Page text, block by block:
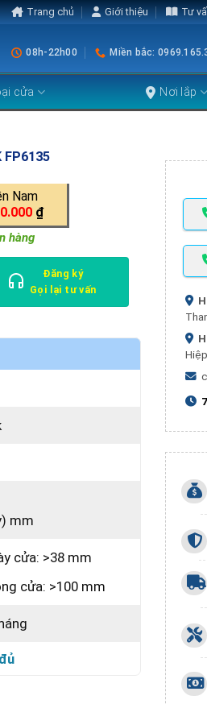
Trang chủ Giới thiệu Tư
08h-22h00 Miền bắc:
cửa Nơi lắp
FP6135
Nam
₫
hàng
Đăng ký
Gọi lại tư vấn
mm
cửa: >38 mm
cửa: >100 mm